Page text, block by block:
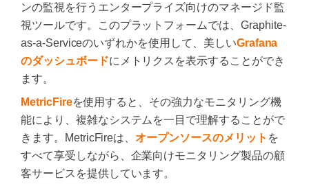
ンの監視を行うエンタープライズ向けのマネージド監
視ツールです。このプラットフォームでは、Graphite-
as-a-Serviceのいずれかを使用して、美しいGrafana
のダッシュボードにメトリクスを表示することができ
ます。
MetricFireを使用すると、その強力なモニタリング機
能により、複雑なシステムを一目で理解することがで
きます。MetricFireは、オープンソースのメリット を
すべて享受しながら、企業向けモニタリング製品の顧
客サービスを提供しています。